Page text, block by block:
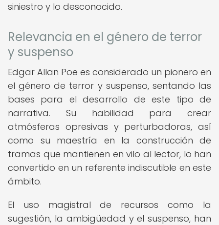
siniestro y lo desconocido.
Relevancia en el género de terror
y suspenso
Edgar Allan Poe es considerado un pionero en
el género de terror y suspenso, sentando las
bases para el desarrollo de este tipo de
narrativa. Su habilidad para crear
atmósferas opresivas y perturbadoras, así
como su maestría en la construcción de
tramas que mantienen en vilo al lector, lo han
convertido en un referente indiscutible en este
ámbito.
El uso magistral de recursos como la
sugestión, la ambigüedad y el suspenso, han